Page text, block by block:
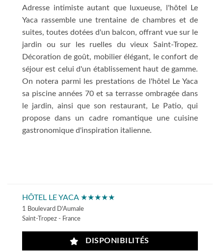
Adresse intimiste autant que luxueuse, l'hôtel Le
Yaca rassemble une trentaine de chambres et de
suites, toutes dotées d'un balcon, offrant vue sur le
jardin ou sur les ruelles du vieux Saint-Tropez.
Décoration de goût, mobilier élégant, le confort de
séjour est celui d'un établissement haut de gamme.
On notera parmi les prestations de l'hôtel Le Yaca
sa piscine années 70 et sa terrasse ombragée dans
le jardin, ainsi que son restaurant, Le Patio, qui
propose dans un cadre romantique une cuisine
gastronomique d'inspiration italienne.
HÔTEL LE YACA ★★★★★
1 Boulevard D'Aumale
Saint-Tropez - France
DISPONIBILITÉS